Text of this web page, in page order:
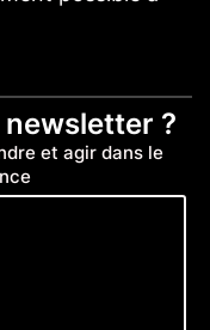
newsletter ?
et agir dans le